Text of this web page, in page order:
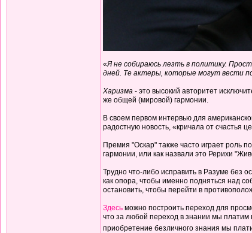
«Я не собираюсь лезть в политику.
дней. Те актеры, которые могут вести
Харизма - это высокий авторитет
же общей (мировой) гармонии.
В своем первом интервью для
радостную новость, «кричала от счастья
Премия "Оскар" также часто играет роль
гармонии, или как назвали это Рерихи
Трудно что-либо исправить в Разуме без
как опора, чтобы именно подняться над
остановить, чтобы перейти в
Здесь можно построить переход для
что за любой переход в знании мы платим
приобретение безличного знания мы